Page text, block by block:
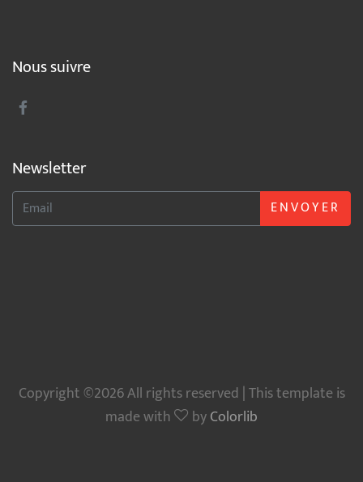
Nous suivre
Newsletter
ENVOYER
Copyright ©2026 All rights reserved | This template is
made with
byColorlib